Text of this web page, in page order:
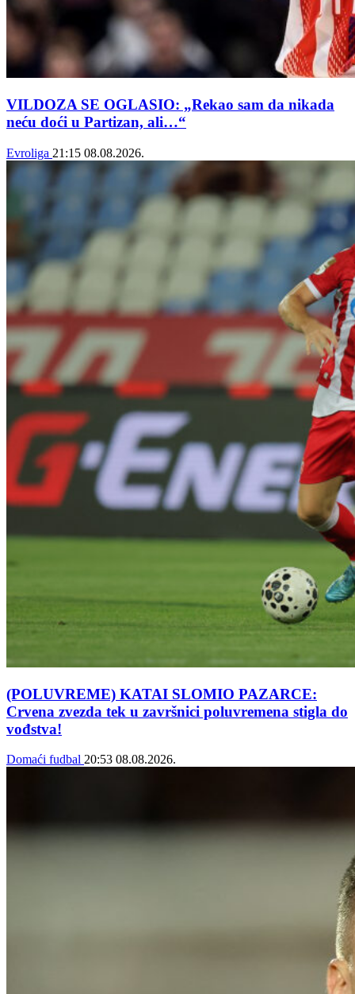
VILDOZA SE OGLASIO: „Rekao sam da nikada
neću doći u Partizan, ali…“
Evroliga 21:15 08.08.2026.
(POLUVREME) KATAI SLOMIO PAZARCE:
Crvena zvezda tek u završnici poluvremena stigla do
vođstva!
Domaći fudbal 20:53 08.08.2026.